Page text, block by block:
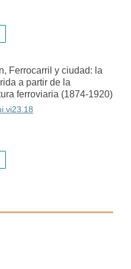
Ferrocarril y ciudad: la
a partir de la
ferroviaria (1874-1920)